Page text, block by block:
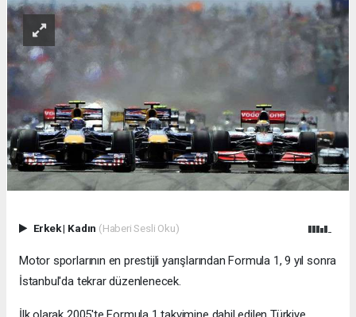
Erkek| Kadın (Haberi Sesli Oku)
Motor sporlarının en prestijli yarışlarından Formula 1, 9 yıl sonra
İstanbul'da tekrar düzenlenecek.